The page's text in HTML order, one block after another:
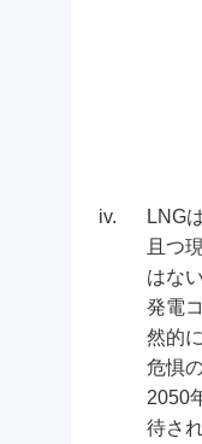
iv.
LNG
且つ
はない
発電
然的
危惧
2050
待さ